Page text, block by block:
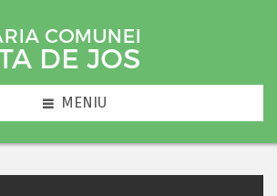
MENIU